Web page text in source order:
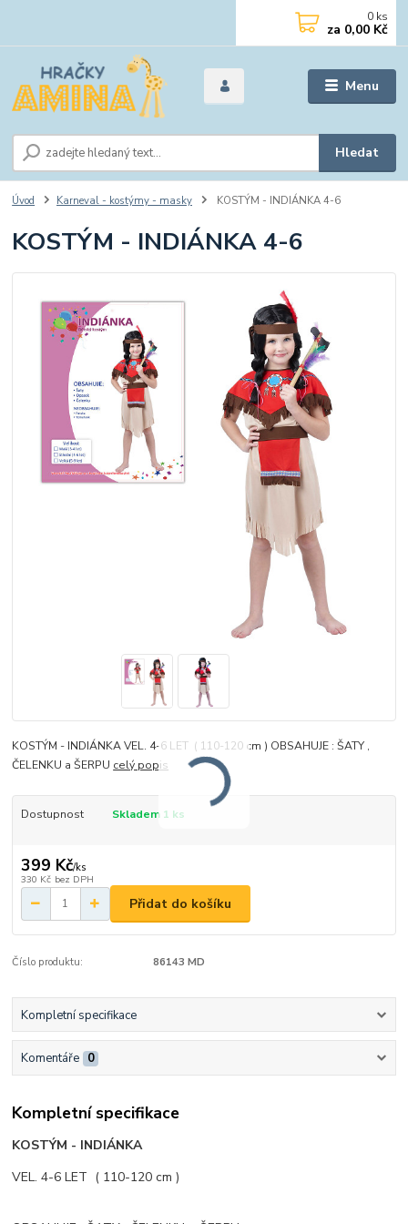
Menu
Hledat
0 ks
za 0,00 Kč
Úvod Karneval - kostýmy - masky KOSTÝM - INDIÁNKA 4-6
KOSTÝM - INDIÁNKA 4-6
KOSTÝM - INDIÁNKA VEL. 4-6 LET ( 110-120 cm ) OBSAHUJE : ŠATY ,
ČELENKU a ŠERPU celý popis
Dostupnost Skladem 1 ks
399 Kč/ks
330 Kč bez DPH
Přidat do košíku
Číslo produktu: 86143 MD
Kompletní specifikace
Komentáře 0
Kompletní specifikace
KOSTÝM - INDIÁNKA
VEL. 4-6 LET ( 110-120 cm )